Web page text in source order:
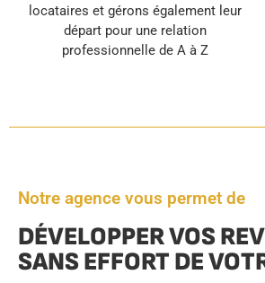
locataires et gérons également leur
départ pour une relation
professionnelle de A à Z
Notre agence vous permet de
DÉVELOPPER VOS
SANS EFFORT DE